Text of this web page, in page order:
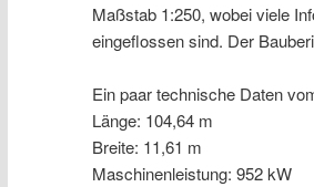
Maßstab 1:250, wobei viele
eingeflossen sind. Der
Ein paar technische Daten
Länge: 104,64 m
Breite: 11,61 m
Maschinenleistung: 952 kW